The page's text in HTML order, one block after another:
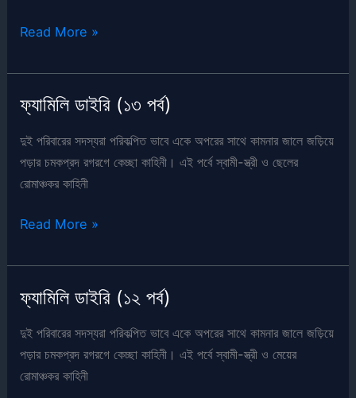
ফ্যামিলি
(১৪
Read More »
ফ্যামিলি ডাইরি (১৩ পর্ব)
দুই পরিবারের সদস্যরা পরিকল্পিত ভাবে একে অপরের সাথে কামনার জালে জড়িয়ে
পড়ার চমকপ্রদ রগরগে কেচ্ছা কাহিনী। এই পর্বে স্বামী-স্ত্রী ও ছেলের
রোমাঞ্চকর কাহিনী
ফ্যামিলি
(১৩
Read More »
ফ্যামিলি ডাইরি (১২ পর্ব)
দুই পরিবারের সদস্যরা পরিকল্পিত ভাবে একে অপরের সাথে কামনার জালে জড়িয়ে
পড়ার চমকপ্রদ রগরগে কেচ্ছা কাহিনী। এই পর্বে স্বামী-স্ত্রী ও মেয়ের
রোমাঞ্চকর কাহিনী